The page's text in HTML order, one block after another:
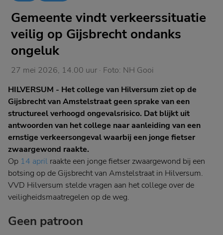
Gemeente vindt verkeerssituatie
veilig op Gijsbrecht ondanks
ongeluk
27 mei 2026, 14.00 uur · Foto: NH Gooi
HILVERSUM - Het college van Hilversum ziet op de
Gijsbrecht van Amstelstraat geen sprake van een
structureel verhoogd ongevalsrisico. Dat blijkt uit
antwoorden van het college naar aanleiding van een
ernstige verkeersongeval waarbij een jonge fietser
zwaargewond raakte.
Op 14 april raakte een jonge fietser zwaargewond bij een
botsing op de Gijsbrecht van Amstelstraat in Hilversum.
VVD Hilversum stelde vragen aan het college over de
veiligheidsmaatregelen op de weg.
Geen patroon